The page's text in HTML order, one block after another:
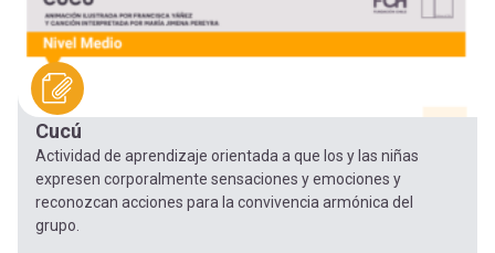
Cucú
Actividad de aprendizaje orientada a que los y las niñas
expresen corporalmente sensaciones y emociones y
reconozcan acciones para la convivencia armónica del
grupo.